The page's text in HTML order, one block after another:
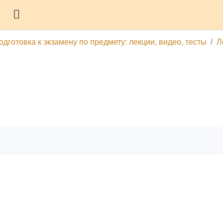
к экзамену по предмету: лекции, видео, тесты